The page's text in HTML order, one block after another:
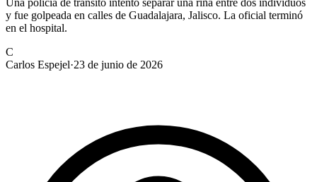
y fue golpeada en calles de Guadalajara, Jalisco. La oficial terminó
en el hospital.
C
Carlos Espejel·23 de junio de 2026